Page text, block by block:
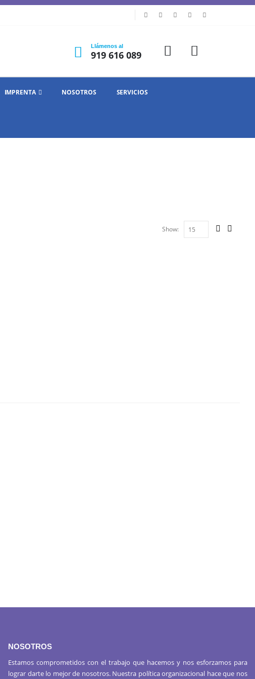
Llámenos al
919 616 089
IMPRENTA NOSOTROS SERVICIOS
Show:
NOSOTROS
Estamos comprometidos con el trabajo que hacemos y nos esforzamos para
lograr darte lo mejor de nosotros. Nuestra política organizacional hace que nos